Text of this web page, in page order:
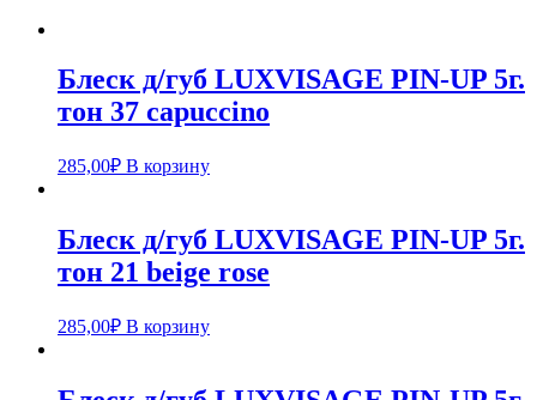
Блеск д/губ LUXVISAGE PIN-UP 5г.
тон 37 capuccino
285,00₽ В корзину
Блеск д/губ LUXVISAGE PIN-UP 5г.
тон 21 beige rose
285,00₽ В корзину